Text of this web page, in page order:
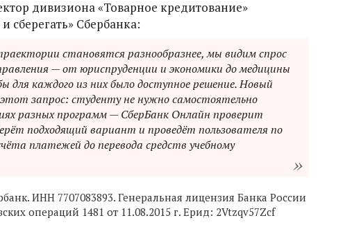
дивизиона «Товарное кредитование»
сберегать» Сбербанка:
становятся разнообразнее, мы видим спрос
— от юриспруденции и экономики до медицины
каждого из них было доступное решение. Новый
запрос: студенту не нужно самостоятельно
разных программ — СберБанк Онлайн проверит
подходящий вариант и проведёт пользователя по
платежей до перевода средств учебному
ИНН 7707083893. Генеральная лицензия Банка России
операций 1481 от 11.08.2015 г. Ерид: 2Vtzqv57Zcf